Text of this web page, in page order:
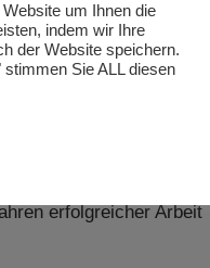
wirklich tun? In
Beitrag der Frage
Konzentration,
erfolgreicher Arbeit
um Ihnen die
indem wir Ihre
der Website speichern.
Sie ALL diesen